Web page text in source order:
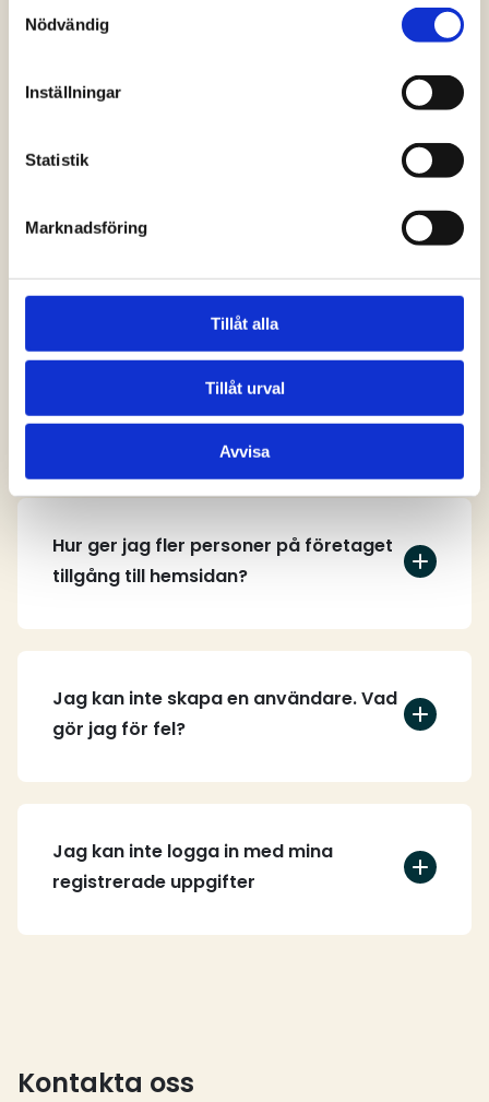
Nödvändig
Inställningar
Statistik
Marknadsföring
Tillåt alla
Tillåt urval
Avvisa
Vanliga frågor och
hemsidan?
Hur skapar jag ett användarkonto?
Hur ger jag fler personer på företaget
tillgång till hemsidan?
Jag kan inte skapa en användare. Vad
gör jag för fel?
Jag kan inte logga in med mina
registrerade uppgifter
Kontakta oss